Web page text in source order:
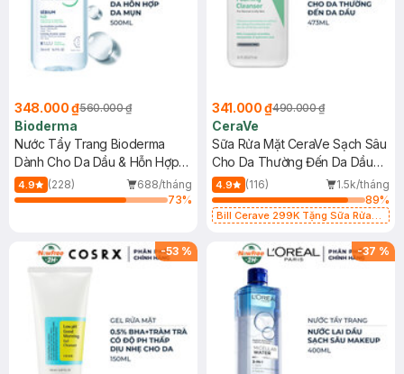
348.000 ₫560.000 ₫
Bioderma
Nước Tẩy Trang Bioderma
Dành Cho Da Dầu & Hỗn Hợp
500ml
4.9 (228)
688/tháng
73%
341.000 ₫490.000 ₫
CeraVe
Sữa Rửa Mặt CeraVe Sạch Sâu
Cho Da Thường Đến Da Dầu
473ml
4.9 (116)
1.5k/tháng
89%
Bill Cerave 299K Tặng Sữa Rửa
-53 % -37 %